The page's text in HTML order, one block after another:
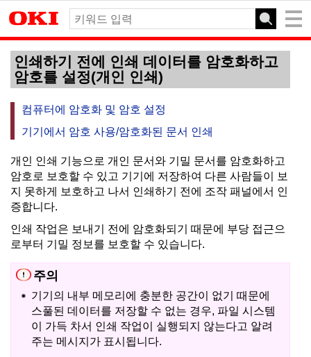
인쇄하기 전에 인쇄 데이터를 암호화하고
암호를 설정(개인 인쇄)
컴퓨터에 암호화 및 암호 설정
기기에서 암호 사용/암호화된 문서 인쇄
개인 인쇄 기능으로 개인 문서와 기밀 문서를 암호화하고
암호로 보호할 수 있고 기기에 저장하여 다른 사람들이 보
지 못하게 보호하고 나서 인쇄하기 전에 조작 패널에서 인
증합니다.
인쇄 작업은 보내기 전에 암호화되기 때문에 부당 접근으
로부터 기밀 정보를 보호할 수 있습니다.
주의
기기의 내부 메모리에 충분한 공간이 없기 때문에
스풀된 데이터를 저장할 수 없는 경우, 파일 시스템
이 가득 차서 인쇄 작업이 실행되지 않는다고 알려
주는 메시지가 표시됩니다.